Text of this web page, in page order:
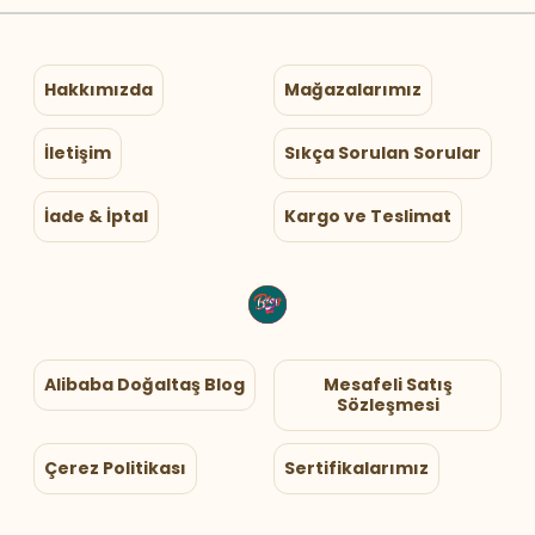
Hakkımızda Mağazalarımız
İletişim Sıkça Sorulan Sorular
İade & İptal Kargo ve Teslimat
Alibaba Doğaltaş Blog
Mesafeli Satış
Sözleşmesi
Çerez Politikası Sertifikalarımız